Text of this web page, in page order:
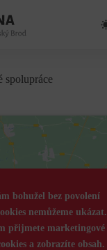
spolupráce
bohužel bez povolení
nemůžeme ukázat.
přijmete marketingové
a zobrazíte obsah.